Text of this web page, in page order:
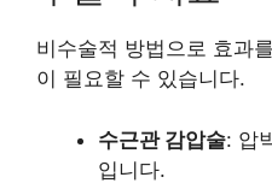
비수술적 방법으로 효과
이 필요할 수 있습니다.
수근관 감압술: 압
입니다.